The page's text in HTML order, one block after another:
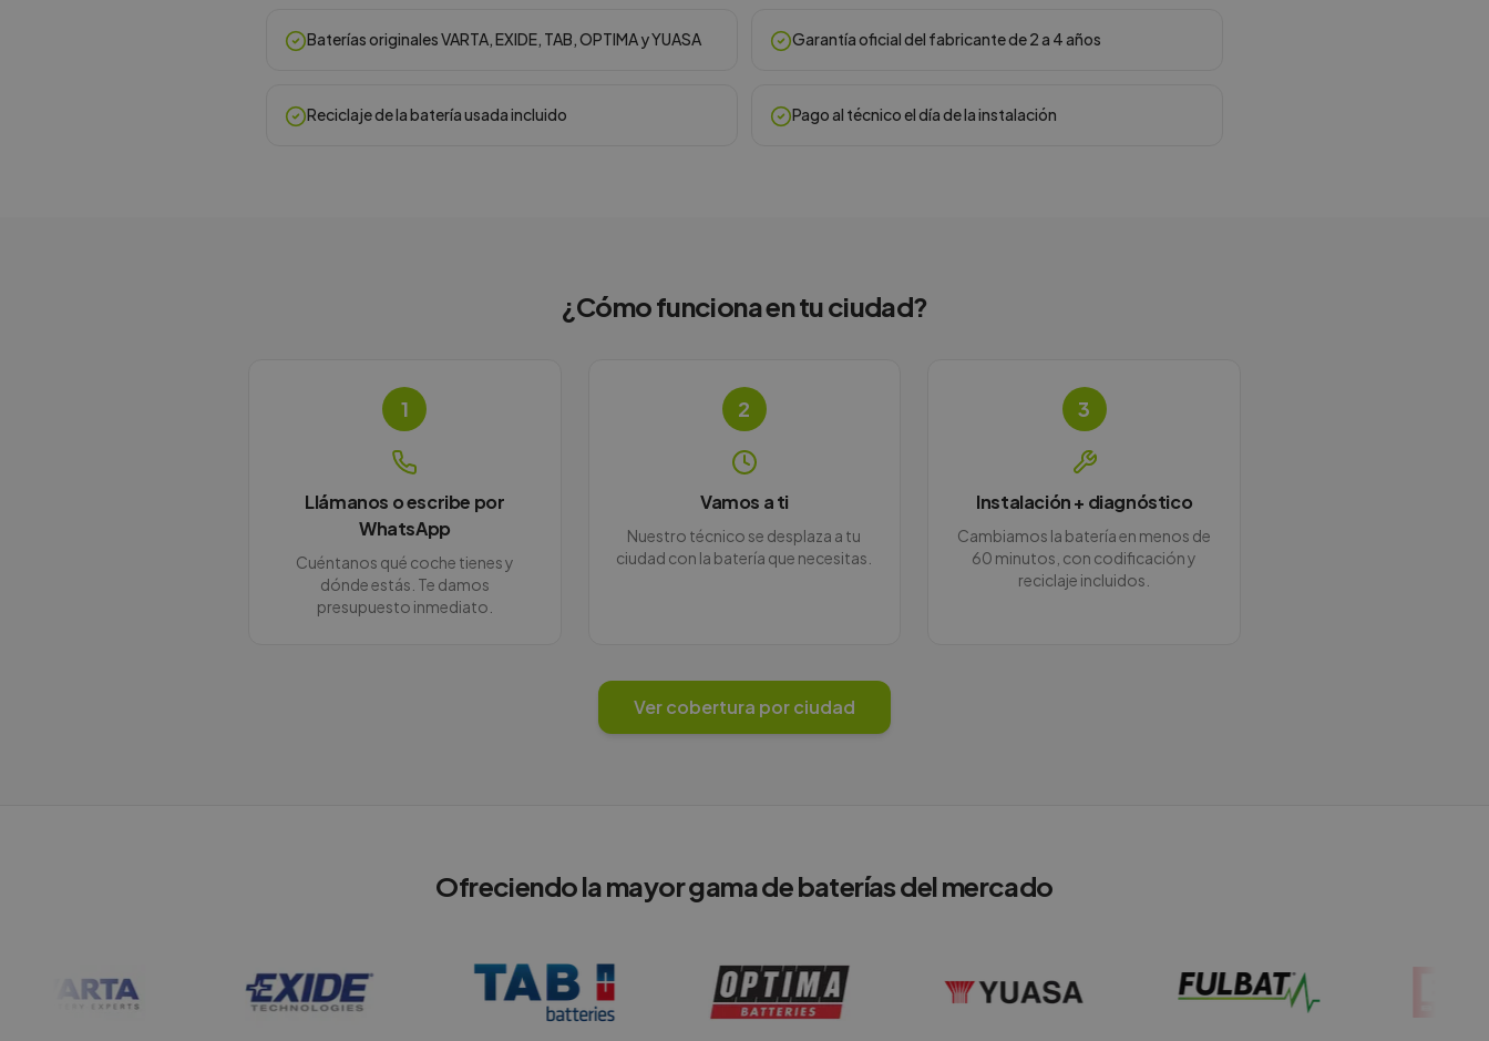
Baterías originales VARTA, EXIDE, TAB, OPTIMA y YUASA Garantía oficial del fabricante de 2 a 4 años
Reciclaje de la batería usada incluido Pago al técnico el día de la instalación
¿Cómo funciona entu ciudad?
1
Llámanos o escribe por
WhatsApp
Cuéntanos qué coche tienes y
dónde estás. Te damos
presupuesto inmediato.
2
Vamos a ti
Nuestro técnico se desplaza a tu
ciudad con la batería que necesitas.
3
Instalación + diagnóstico
Cambiamos la batería en menos de
60 minutos, con codificación y
reciclaje incluidos.
Ver cobertura por ciudad
Ofreciendo la mayor gama de baterías del mercado